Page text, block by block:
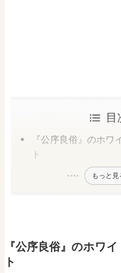
目
『公序良俗』のホワ
ト
もっと見
『公序良俗』のホワ
ト